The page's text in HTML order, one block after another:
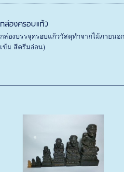
กล่องครอบแก้ว
กล่องบรรจุครอบแก้ววัสดุทำจากไม้ภายน
เข้ม สีครีมอ่อน)